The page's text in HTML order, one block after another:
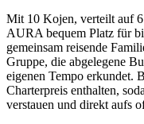
Mit 10 Kojen, verteilt auf
AURA bequem Platz für
gemeinsam reisende
Gruppe, die abgelegene
eigenen Tempo erkundet.
Charterpreis enthalten,
verstauen und direkt aufs